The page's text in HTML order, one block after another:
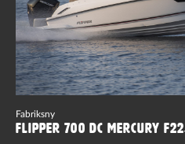
Fabriksny
Flipper 700 DC Mercury